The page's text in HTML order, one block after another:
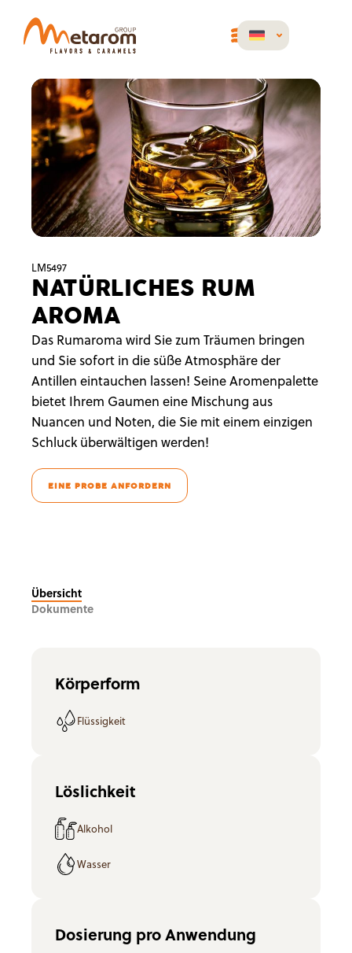
LM5497
NATÜRLICHES RUM
AROMA
Das Rumaroma wird Sie zum Träumen bringen
und Sie sofort in die süße Atmosphäre der
Antillen eintauchen lassen! Seine Aromenpalette
bietet Ihrem Gaumen eine Mischung aus
Nuancen und Noten, die Sie mit einem einzigen
Schluck überwältigen werden!
EINE PROBE ANFORDERN
Übersicht
Dokumente
Körperform
Flüssigkeit
Löslichkeit
Alkohol
Wasser
Dosierung pro Anwendung